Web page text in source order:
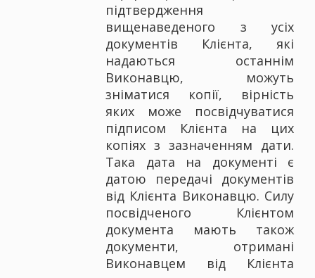
підтвердження
вищенаведеного з усіх
документів Клієнта, які
надаються останнім
Виконавцю, можуть
зніматися копії, вірність
яких може посвідчуватися
підписом Клієнта на цих
копіях з зазначенням дати.
Така дата на документі є
датою передачі документів
від Клієнта Виконавцю. Силу
посвідченого Клієнтом
документа мають також
документи, отримані
Виконавцем від Клієнта